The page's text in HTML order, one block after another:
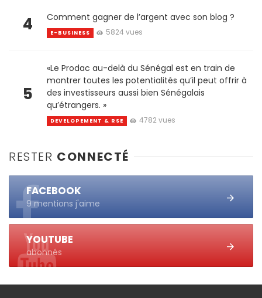
4 Comment gagner de l’argent avec son blog ?
E-BUSINESS 5824 vues
5
«Le Prodac au-delà du Sénégal est en train de
montrer toutes les potentialités qu’il peut offrir à
des investisseurs aussi bien Sénégalais
qu’étrangers. »
DEVELOPEMENT & RSE 4782 vues
RESTER CONNECTÉ
FACEBOOK
9 mentions j'aime
YOUTUBE
abonnés